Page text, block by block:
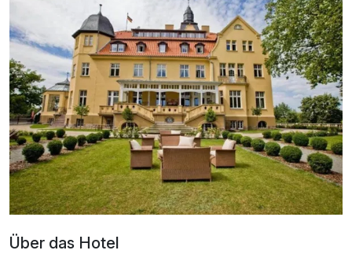
Chalet
2 Erwachsene und 2 Kinder
Über das Hotel